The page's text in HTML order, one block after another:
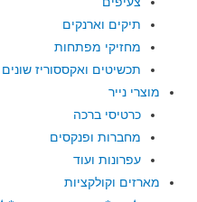
תיקים וארנקים
מחזיקי מפתחות
תכשיטים ואקססוריז שונים
מוצרי נייר
כרטיסי ברכה
מחברות ופנקסים
עפרונות ועוד
מארזים וקולקציות